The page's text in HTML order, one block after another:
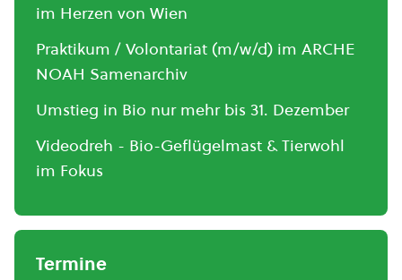
im Herzen von Wien
Praktikum / Volontariat (m/w/d) im ARCHE
NOAH Samenarchiv
Umstieg in Bio nur mehr bis 31. Dezember
Videodreh - Bio-Geflügelmast & Tierwohl
im Fokus
Termine